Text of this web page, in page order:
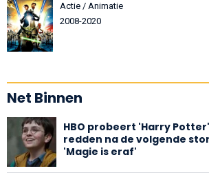
Actie / Animatie
2008-2020
Net Binnen
HBO probeert 'Harry
redden na de volgende
'Magie is eraf'